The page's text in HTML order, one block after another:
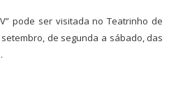
pode ser visitada no Teatrinho de
de segunda a sábado, das